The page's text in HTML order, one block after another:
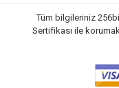
Tüm bilgileriniz
Sertifikası ile